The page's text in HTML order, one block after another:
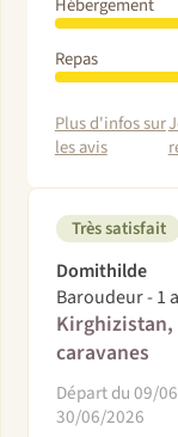
Hébergement
Repas
Plus d'infos sur
les avis
Très satisfait
Domithilde
Baroudeur - 1
Kirghizistan,
caravanes
Départ du 09/
30/06/2026